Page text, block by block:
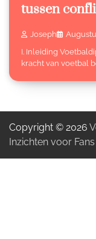
tussen
Joseph
I. Inleiding
kracht van voetbal
Copyright © 2026
Inzichten voor Fans